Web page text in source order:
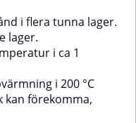
i flera tunna lager.
lager.
i ca 1
i 200 °C
kan förekomma,